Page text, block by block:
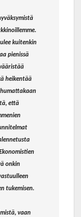
kuitenkin
pienissä
heikentää
että
onkin
tukemisen.
vaan